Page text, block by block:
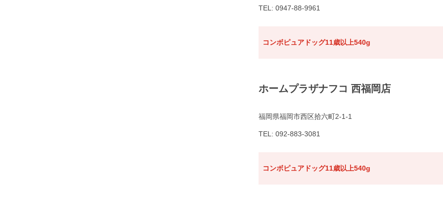
TEL: 0947-88-9961
コンボピュアドッグ11歳以上540g
ホームプラザナフコ 西福岡店
福岡県福岡市西区拾六町2-1-1
TEL: 092-883-3081
コンボピュアドッグ11歳以上540g